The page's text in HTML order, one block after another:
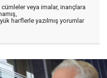
veya imalar, inançlara
harflerle yazılmış yorumlar